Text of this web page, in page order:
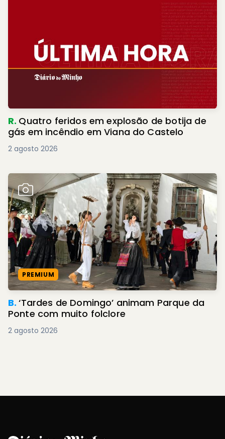
R. Quatro feridos em explosão de botija de
gás em incêndio em Viana do Castelo
2 agosto 2026
PREMIUM
B.‘Tardes de Domingo’ animam Parque da
Ponte com muito folclore
2 agosto 2026